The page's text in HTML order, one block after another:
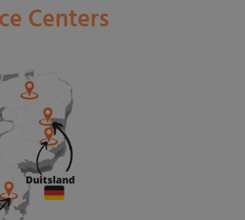
Centers